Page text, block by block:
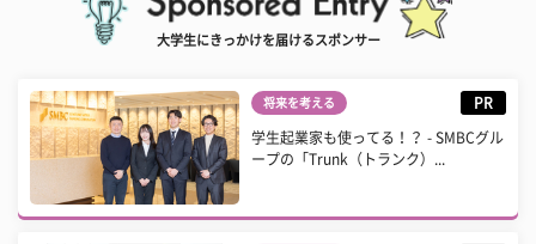
大学生にきっかけを届けるスポンサー
将来を考える PR
学生起業家も使ってる！？ - SMBCグル
ープの「Trunk（トランク）...